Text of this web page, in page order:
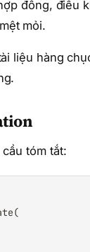
đồng, điều
mỏi.
liệu hàng
tóm tắt: